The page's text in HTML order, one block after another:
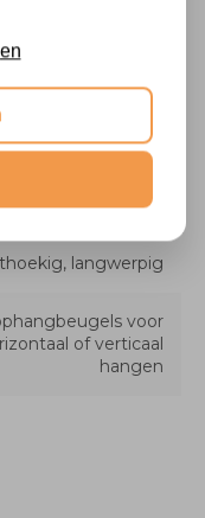
modern, basic
4,3 cm
passpiegel
langwerpig
voor
of verticaal
hangen